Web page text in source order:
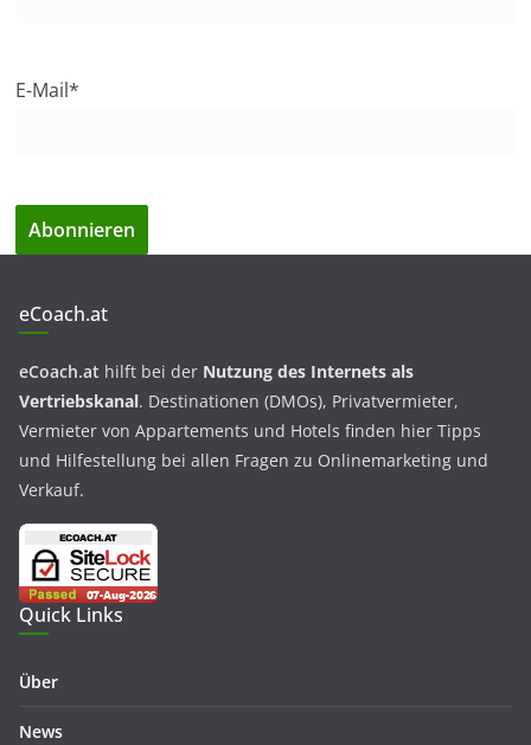
E-Mail*
eCoach.at
eCoach.at hilft bei der Nutzung des Internets als
Vertriebskanal. Destinationen (DMOs), Privatvermieter,
Vermieter von Appartements und Hotels finden hier Tipps
und Hilfestellung bei allen Fragen zu Onlinemarketing und
Verkauf.
Quick Links
Über
News